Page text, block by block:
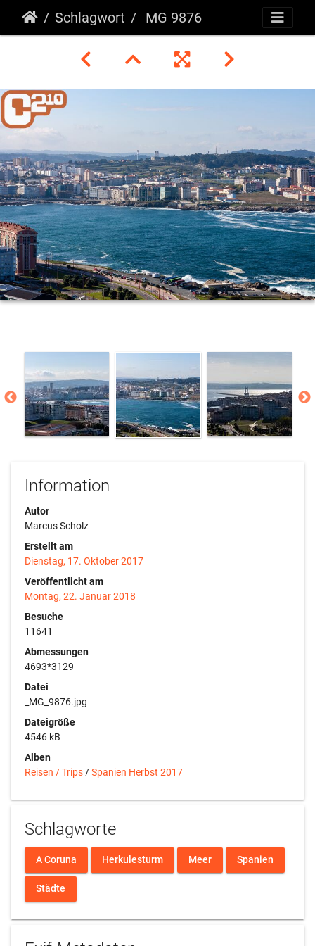
Schlagwort MG 9876
Information
Autor
Marcus Scholz
Erstellt am
Dienstag, 17. Oktober 2017
Veröffentlicht am
Montag, 22. Januar 2018
Besuche
11641
Abmessungen
4693*3129
Datei
_MG_9876.jpg
Dateigröße
4546 kB
Alben
Reisen / Trips /Spanien Herbst 2017
Schlagworte
A Coruna Herkulesturm Meer Spanien
Städte